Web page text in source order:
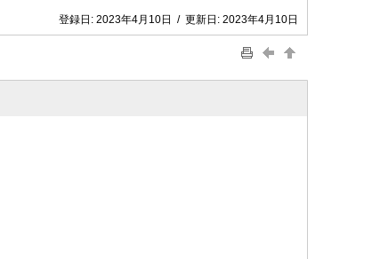
登録日: 2023年4月10日 / 更新日: 2023年4月10日